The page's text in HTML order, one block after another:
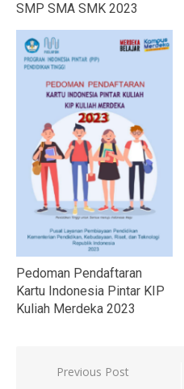
SMP SMA SMK 2023
Pedoman Pendaftaran
Kartu Indonesia Pintar KIP
Kuliah Merdeka 2023
Navigasi
Previous Post